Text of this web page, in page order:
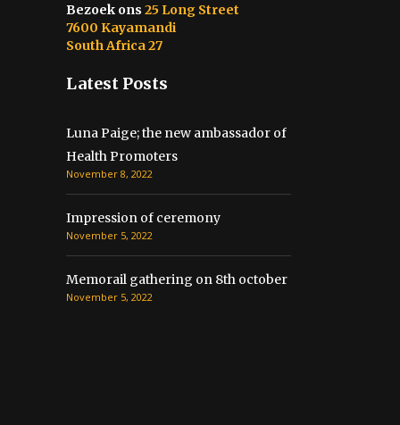
Bezoek ons 25 Long Street
7600 Kayamandi
South Africa 27
Latest Posts
Luna Paige; the new ambassador of
Health Promoters
November 8, 2022
Impression of ceremony
November 5, 2022
Memorail gathering on 8th october​
November 5, 2022